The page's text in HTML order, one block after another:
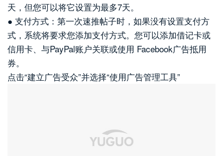
天，但您可以将它设置为最多7天。
● 支付方式：第一次速推帖子时，如果没有设置支付方
式，系统将要求您添加支付方式。您可以添加借记卡或
信用卡、与PayPal账户关联或使用 Facebook广告抵用
券。
点击“建立广告受众”并选择“使用广告管理工具”